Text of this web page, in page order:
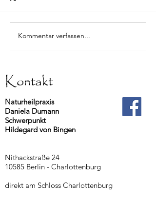
Gute Unterhaltung : Is(s)t
Hildegard nur Dinkel ?
Kommentar verfassen...
Kontakt
Naturheilpraxis
Daniela Dumann
Schwerpunkt
Hildegard von Bingen
Nithackstraße 24
10585 Berlin - Charlottenburg
direkt am Schloss Charlottenburg